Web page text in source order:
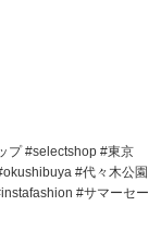
プ #selectshop #東京
#代々木公園
#サマーセー